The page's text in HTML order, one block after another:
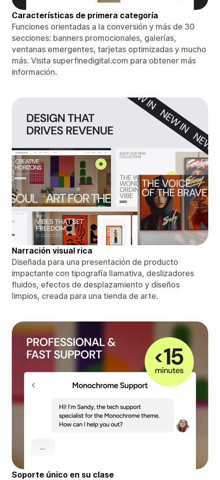
Características de primera categoría
Funciones orientadas a la conversión y más de 30
secciones: banners promocionales, galerías,
ventanas emergentes, tarjetas optimizadas y mucho
más. Visita superfinedigital.com para obtener más
información.
Narración visual rica
Diseñada para una presentación de producto
impactante con tipografía llamativa, deslizadores
fluidos, efectos de desplazamiento y diseños
limpios, creada para una tienda de arte.
Soporte único en su clase